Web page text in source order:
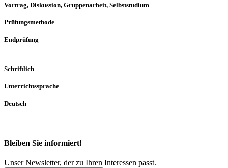
Vortrag, Diskussion, Gruppenarbeit, Selbststudium
Prüfungsmethode
Endprüfung
Schriftlich
Unterrichtssprache
Deutsch
Bleiben Sie informiert!
Unser Newsletter, der zu Ihren Interessen passt.